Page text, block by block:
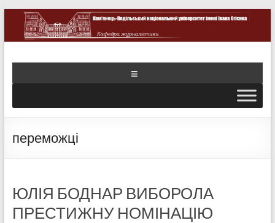
переможці
ЮЛІЯ БОДНАР ВИБОРОЛА
ПРЕСТИЖНУ НОМІНАЦІЮ